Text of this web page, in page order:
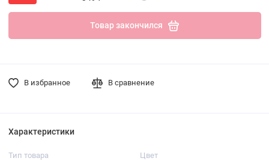
Товар закончился
В избранное В сравнение
Характеристики
Тип товара Цвет